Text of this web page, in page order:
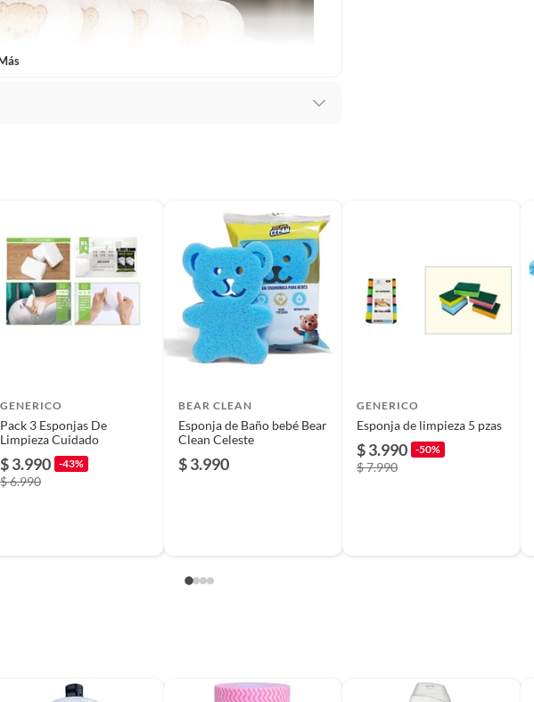
Esponja
GENERICO
Pack 3 Esponjas De
Limpieza Cuidado
$ 3.990 -43%
$ 6.990
BEAR CLEAN
Esponja de Baño bebé Bear
Clean Celeste
$ 3.990
GENERICO
Esponja de limpieza 5 pzas
$ 3.990 -50%
$ 7.990